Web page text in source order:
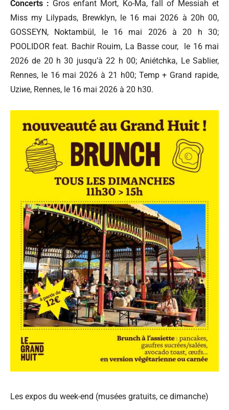
Concerts : Gros enfant Mort, Ko-Ma, fall of Messiah et
Miss my Lilypads, Brewklyn, le 16 mai 2026 à 20h 00,
GOSSEYN, Noktambül, le 16 mai 2026 à 20 h 30;
POOLIDOR feat. Bachir Rouim, La Basse cour, le 16 mai
2026 de 20 h 30 jusqu’à 22 h 00; Aniétchka, Le Sablier,
Rennes, le 16 mai 2026 à 21 h00; Temp + Grand rapide,
Uziиe, Rennes, le 16 mai 2026 à 20 h30.
Les expos du week-end (musées gratuits, ce dimanche)